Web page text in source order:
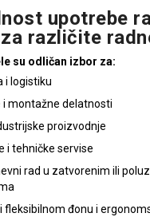
upotrebe
različite
su odličan izbor za:
i logistiku
i montažne delatnosti
proizvodnje
i tehničke servise
rad u zatvorenim ili
fleksibilnom đonu i